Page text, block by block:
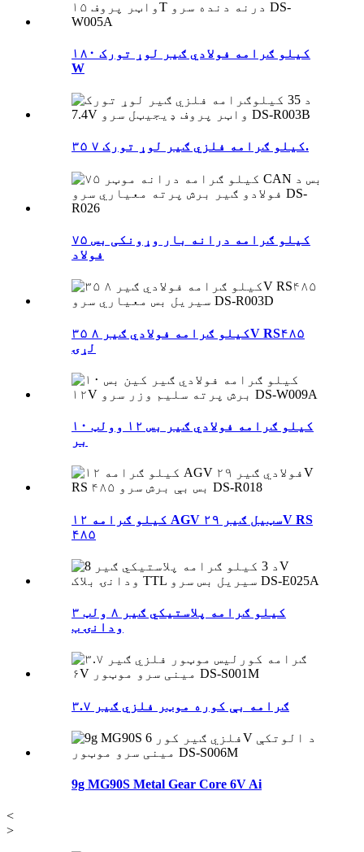
۱۸۰ کیلو ګرامه فولادي ګیر لوړ تورک
W
۳۵ کیلو ګرامه فلزي ګیر لوړ تورک ۷.
۷۵ کیلو ګرامه درانه بار وړونکی بس
فولاد
۳۵ کیلو ګرامه فولادي ګیر ۸V RS۴۸۵
لړۍ
۱۰ کیلو ګرامه فولادي ګیر بس ۱۲ وولټ
بر
۱۲ کیلو ګرامه AGV سټیل ګیر ۲۹V RS
۴۸۵
۳ کیلو ګرامه پلاستيکي ګیر ۸ ولټ
ودانۍ ب
۳.۷ ګرامه بې کوره موټر فلزي ګیر
9g MG90S Metal Gear Core 6V Ai
<
>